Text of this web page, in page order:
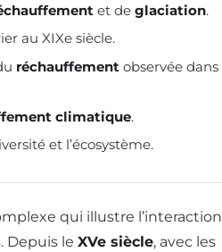
et de glaciation.
au XIXe siècle.
réchauffement observée dans
climatique.
et l’écosystème.
qui illustre l’interaction
Depuis le XVe siècle, avec les